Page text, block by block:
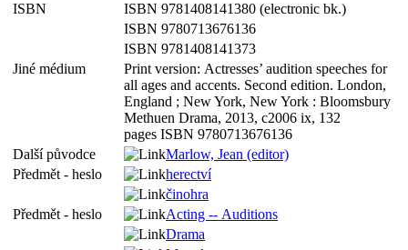
ISBN
ISBN 9781408141380 (electronic bk.)
ISBN 9780713676136
ISBN 9781408141373
Jiné médium
Print version: Actresses’ audition speeches for
all ages and accents. Second edition. London,
England ; New York, New York : Bloomsbury
Methuen Drama, 2013, c2006 ix, 132
pages ISBN 9780713676136
Další původce
Marlow, Jean (editor)
Předmět - heslo
herectví
činohra
Předmět - heslo
Acting -- Auditions
Drama